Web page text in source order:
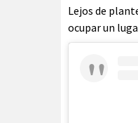
Lejos de
ocupar un